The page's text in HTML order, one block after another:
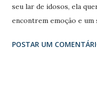
seu lar de idosos, ela
encontrem emoção e
Comentário do Blog:
POSTAR UM